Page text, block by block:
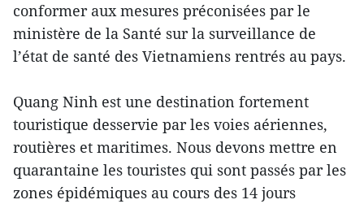
conformer aux mesures préconisées par le
ministère de la Santé sur la surveillance de
l’état de santé des Vietnamiens rentrés au pays.
Quang Ninh est une destination fortement
touristique desservie par les voies aériennes,
routières et maritimes. Nous devons mettre en
quarantaine les touristes qui sont passés par les
zones épidémiques au cours des 14 jours